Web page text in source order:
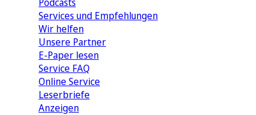
Services und Empfehlungen
Wir helfen
Unsere Partner
E-Paper lesen
Service FAQ
Online Service
Leserbriefe
Anzeigen